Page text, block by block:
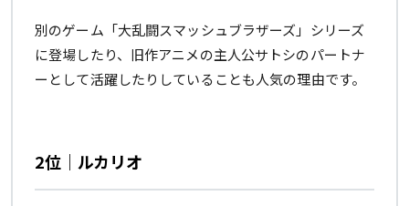
別のゲーム「大乱闘スマッシュブラザーズ」シリーズ
に登場したり、旧作アニメの主人公サトシのパートナ
ーとして活躍したりしていることも人気の理由です。
2位｜ルカリオ